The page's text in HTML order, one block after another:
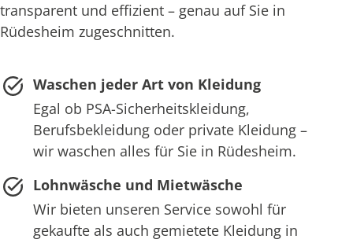
transparent und effizient – genau auf Sie in
Rüdesheim zugeschnitten.
Waschen jeder Art von Kleidung
Egal ob PSA-Sicherheitskleidung,
Berufsbekleidung oder private Kleidung –
wir waschen alles für Sie in Rüdesheim.
Lohnwäsche und Mietwäsche
Wir bieten unseren Service sowohl für
gekaufte als auch gemietete Kleidung in